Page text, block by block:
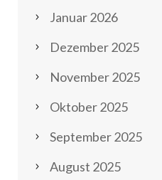
Januar 2026
Dezember 2025
November 2025
Oktober 2025
September 2025
August 2025